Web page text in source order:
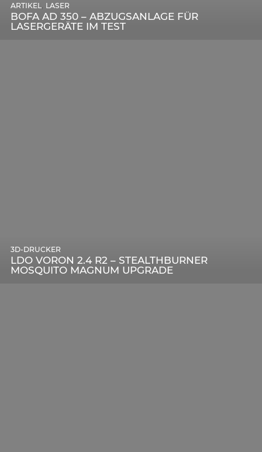
BOFA AD 350 – ABZUGSANLAGE FÜR
LASERGERÄTE IM TEST
ARTIKEL, LASER
DIE BEDEUTENDSTEN SCHRITTE ZUR
ERFOLGREICHEN MARKENBILDUNG IN DER
DIGITALEN ÄRA
LDO VORON 2.4 R2 – STEALTHBURNER
MOSQUITO MAGNUM UPGRADE
3D-DRUCKER